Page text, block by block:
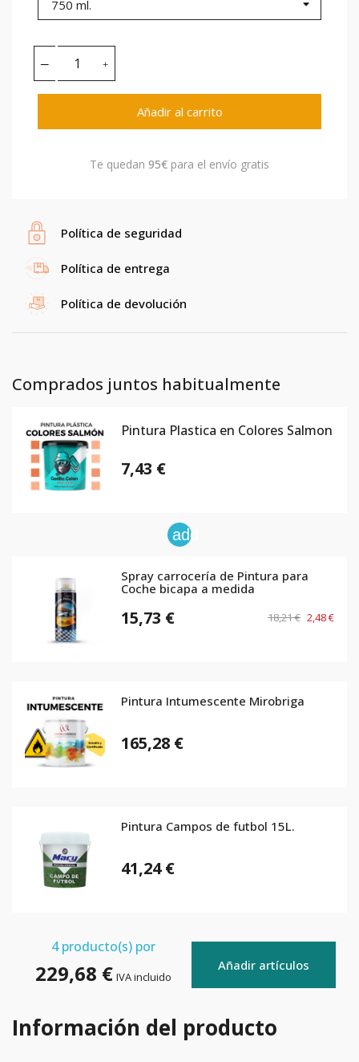
Añadir al carrito
Te quedan 95€ para el envío gratis
Política de seguridad
Política de entrega
Política de devolución
Comprados juntos habitualmente
Pintura Plastica en Colores Salmon
7,43 €
add
Spray carrocería de Pintura para
Coche bicapa a medida
15,73 € 18,21 € 2,48 €
Pintura Intumescente Mirobriga
165,28 €
Pintura Campos de futbol 15L.
41,24 €
4producto(s) por
229,68 € IVA incluido
Añadir artículos
Información del producto